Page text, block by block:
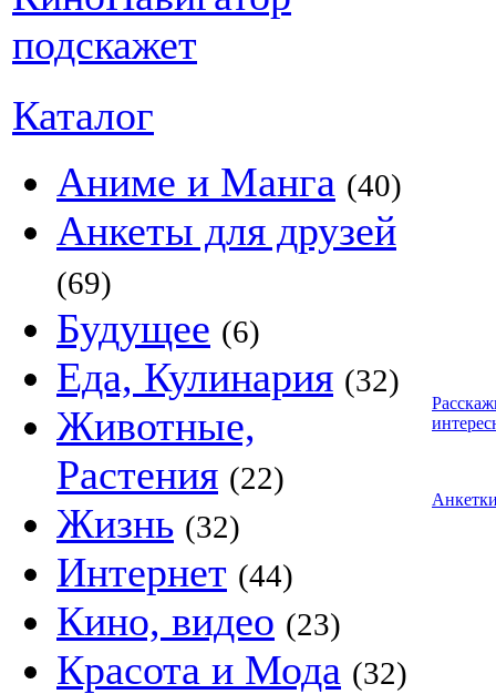
Каталог
Аниме и Манга (40)
Анкеты для друзей
(69)
Будущее (6)
Еда, Кулинария (32)
Животные,
Растения (22)
Жизнь (32)
Интернет (44)
Кино, видео (23)
Красота и Мода (32)